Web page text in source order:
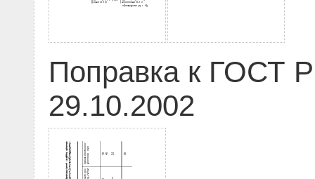
Поправка к ГОСТ
29.10.2002